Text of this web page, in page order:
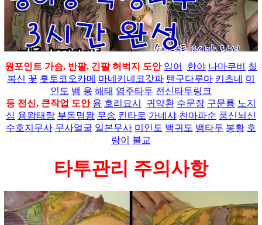
원포인트 가슴, 반팔, 긴팔 허벅지 도안 잉어 한야 나마쿠비
칠
복신 꽃 횻토코오카메 마네키네코갓파 텐구다루마 키츠네 미
인도 뱀 용 해태 염주타투 전신타투링크
등 전신, 큰작업 도안 용 호리요시 귀약환 수문장 구문룡 노지
심 용왕태랑 부동명왕 무송 킨타로 가네샤 천마파순 풍신뇌신
수호지무사 무사얼굴 일본무사 미인도 백귀도 뱀타투 봉황 호
랑이
불교
타투관리 주의사항